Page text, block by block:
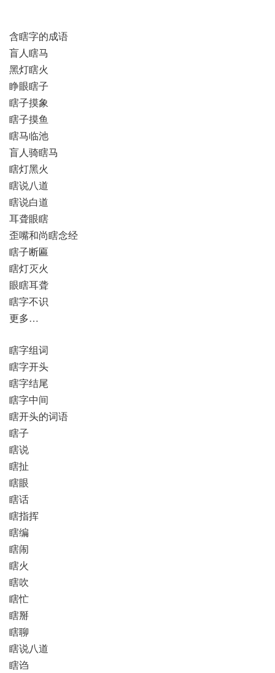
含瞎字的成语
盲人瞎马
黑灯瞎火
睁眼瞎子
瞎子摸象
瞎子摸鱼
瞎马临池
盲人骑瞎马
瞎灯黑火
瞎说八道
瞎说白道
耳聋眼瞎
歪嘴和尚瞎念经
瞎子断匾
瞎灯灭火
眼瞎耳聋
瞎字不识
更多…
瞎字组词
瞎字开头
瞎字结尾
瞎字中间
瞎开头的词语
瞎子
瞎说
瞎扯
瞎眼
瞎话
瞎指挥
瞎编
瞎闹
瞎火
瞎吹
瞎忙
瞎掰
瞎聊
瞎说八道
瞎诌